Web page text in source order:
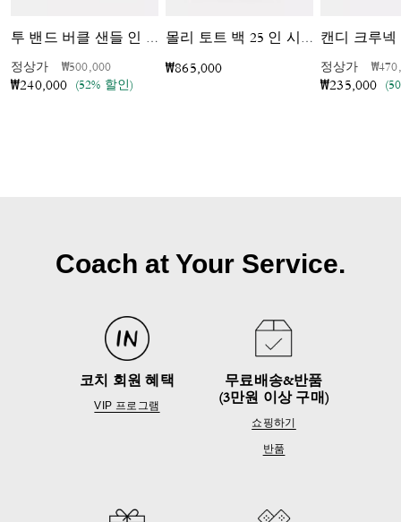
투 밴드 버클 샌들 인 시그니처 자카드
정상가 가격 인하 전
₩500,000인하됨
₩240,000 (52% 할인)
몰리 토트 백 25 인 시그니처 캔버스
₩865,000
캔디 크루넥
정상가 가격
₩235,000
Coach at Your Service.
코치 회원 혜택
VIP 프로그램
무료배송&반품
(3만원 이상 구매)
쇼핑하기
반품